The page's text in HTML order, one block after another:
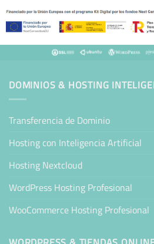
DOMINIOS & HOSTING
Transferencia de Dominio
Hosting con Inteligencia Artificial
Hosting Nextcloud
WordPress Hosting Profesional
WooCommerce Hosting Profesional